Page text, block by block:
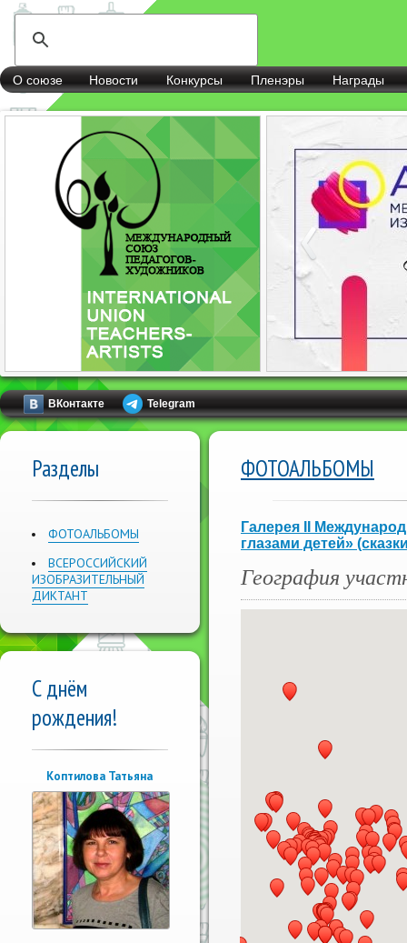
О союзе Новости Конкурсы Пленэры Награды
ВКонтакте Telegram
Разделы
ФОТОАЛЬБОМЫ
ВСЕРОССИЙСКИЙ
ИЗОБРАЗИТЕЛЬНЫЙ
ДИКТАНТ
С днём
рождения!
Коптилова Татьяна
ФОТОАЛЬБОМЫ
Галерея II
глазами детей»
География